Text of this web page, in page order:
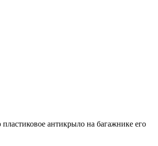
антикрыло на багажнике его